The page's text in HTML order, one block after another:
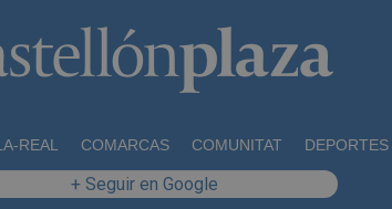
REAL COMARCAS COMUNITAT DEPORTES
+ Seguir en Google